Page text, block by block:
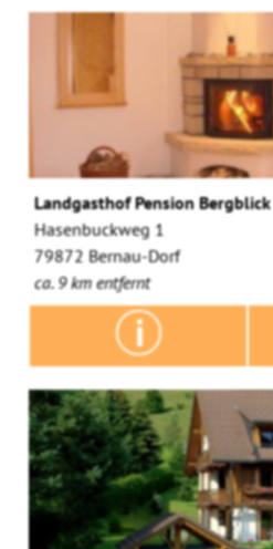
Landgasthof Pension Bergblick
Hasenbuckweg 1
79872 Bernau-Dorf
ca. 9 km entfernt